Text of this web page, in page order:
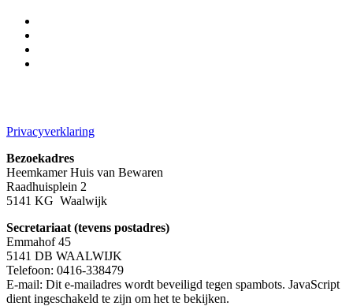
Privacyverklaring
Bezoekadres
Heemkamer Huis van Bewaren
Raadhuisplein 2
5141 KG Waalwijk
Secretariaat (tevens postadres)
Emmahof 45
5141 DB WAALWIJK
Telefoon: 0416-338479
E-mail: Dit e-mailadres wordt beveiligd tegen spambots. JavaScript
dient ingeschakeld te zijn om het te bekijken.